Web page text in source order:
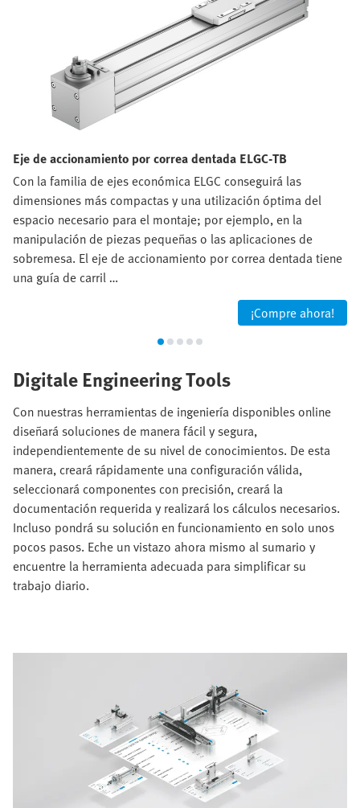
Eje de accionamiento por correa dentada ELGC-TB
Con la familia de ejes económica ELGC conseguirá las
dimensiones más compactas y una utilización óptima del
espacio necesario para el montaje; por ejemplo, en la
manipulación de piezas pequeñas o las aplicaciones de
sobremesa. El eje de accionamiento por correa dentada tiene
una guía de carril …
¡Compre ahora!
Digitale Engineering Tools
Con nuestras herramientas de ingeniería disponibles online
diseñará soluciones de manera fácil y segura,
independientemente de su nivel de conocimientos. De esta
manera, creará rápidamente una configuración válida,
seleccionará componentes con precisión, creará la
documentación requerida y realizará los cálculos necesarios.
Incluso pondrá su solución en funcionamiento en solo unos
pocos pasos. Eche un vistazo ahora mismo al sumario y
encuentre la herramienta adecuada para simplificar su
trabajo diario.